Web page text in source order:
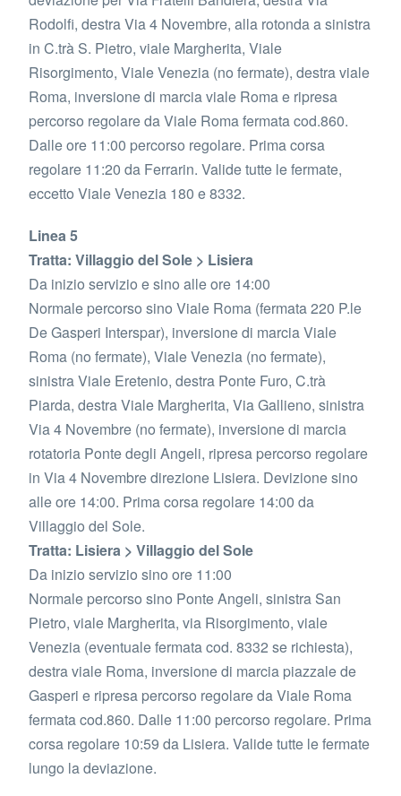
Rodolfi, destra Via 4 Novembre, alla rotonda a sinistra
in C.trà S. Pietro, viale Margherita, Viale
Risorgimento, Viale Venezia (no fermate), destra viale
Roma, inversione di marcia viale Roma e ripresa
percorso regolare da Viale Roma fermata cod.860.
Dalle ore 11:00 percorso regolare. Prima corsa
regolare 11:20 da Ferrarin. Valide tutte le fermate,
eccetto Viale Venezia 180 e 8332.
Linea 5
Tratta: Villaggio del Sole > Lisiera
Da inizio servizio e sino alle ore 14:00
Normale percorso sino Viale Roma (fermata 220 P.le
De Gasperi Interspar), inversione di marcia Viale
Roma (no fermate), Viale Venezia (no fermate),
sinistra Viale Eretenio, destra Ponte Furo, C.trà
Piarda, destra Viale Margherita, Via Gallieno, sinistra
Via 4 Novembre (no fermate), inversione di marcia
rotatoria Ponte degli Angeli, ripresa percorso regolare
in Via 4 Novembre direzione Lisiera. Devizione sino
alle ore 14:00. Prima corsa regolare 14:00 da
Villaggio del Sole.
Tratta: Lisiera > Villaggio del Sole
Da inizio servizio sino ore 11:00
Normale percorso sino Ponte Angeli, sinistra San
Pietro, viale Margherita, via Risorgimento, viale
Venezia (eventuale fermata cod. 8332 se richiesta),
destra viale Roma, inversione di marcia piazzale de
Gasperi e ripresa percorso regolare da Viale Roma
fermata cod.860. Dalle 11:00 percorso regolare. Prima
corsa regolare 10:59 da Lisiera. Valide tutte le fermate
lungo la deviazione.